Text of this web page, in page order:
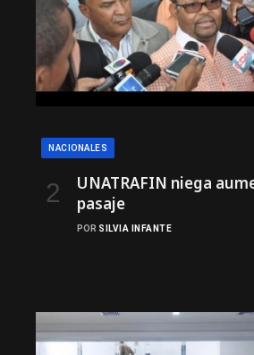
NACIONALES
UNATRAFIN niega
pasaje
POR SILVIA INFANTE